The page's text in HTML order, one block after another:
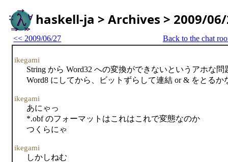
haskell-ja > Archives > 2009/
<< 2009/06/27 Back to the chat
ikegami
String から Word32 への変換ができないというアホな
Word8 にしてから、ビットずらして連結 or & をとるか
ikegami
あにゃっ
*.obf のフォーマットはこれはこれで変態なのか
つくらにゃ
ikegami
しかしねむ